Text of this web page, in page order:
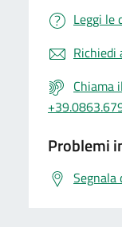
Leggi le
Richiedi
Chiama
Problemi
Segnala